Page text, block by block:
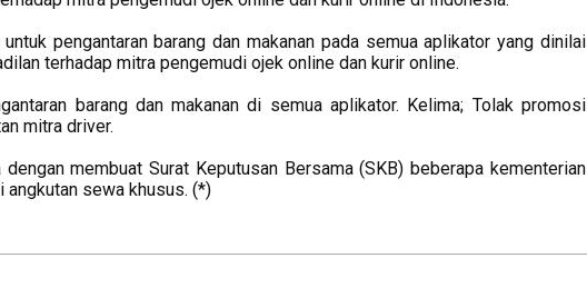
pengantaran barang dan makanan pada semua aplikator yang dinilai
terhadap mitra pengemudi ojek online dan kurir online.
barang dan makanan di semua aplikator. Kelima; Tolak promosi
mitra driver.
membuat Surat Keputusan Bersama (SKB) beberapa kementerian
sewa khusus. (*)